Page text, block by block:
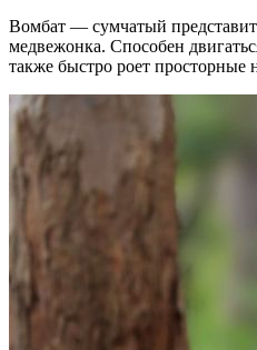
Вомбат — сумчатый
медвежонка. Способен
также быстро роет просторные